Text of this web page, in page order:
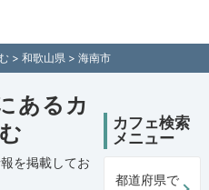
イト「カフェマップ」
> 和歌山県> 海南市
あるカ
を掲載してお
カフェ検索
メニュー
都道府県で